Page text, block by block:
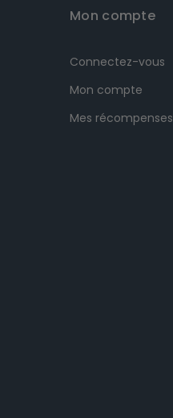
Mon compte
Connectez-vous
Mon compte
Mes récompenses